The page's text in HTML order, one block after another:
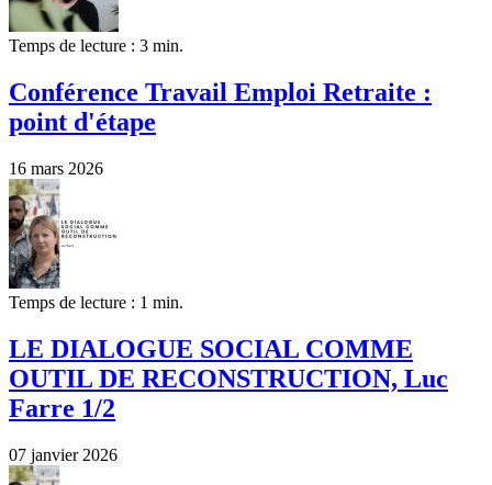
Temps de lecture : 3 min.
Conférence Travail Emploi Retraite :
point d'étape
16 mars 2026
Temps de lecture : 1 min.
LE DIALOGUE SOCIAL COMME
OUTIL DE RECONSTRUCTION, Luc
Farre 1/2
07 janvier 2026